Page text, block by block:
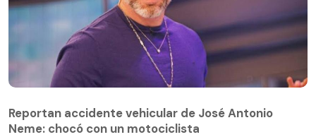
Reportan accidente vehicular de José Antonio
Neme: chocó con un motociclista